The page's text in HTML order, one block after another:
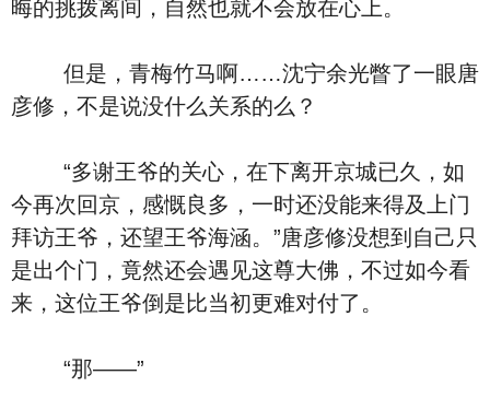
晦的挑拨离间，自然也就不会放在心上。
但是，青梅竹马啊……沈宁余光瞥了一眼唐
彦修，不是说没什么关系的么？
“多谢王爷的关心，在下离开京城已久，如
今再次回京，感慨良多，一时还没能来得及上门
拜访王爷，还望王爷海涵。”唐彦修没想到自己只
是出个门，竟然还会遇见这尊大佛，不过如今看
来，这位王爷倒是比当初更难对付了。
“那――”